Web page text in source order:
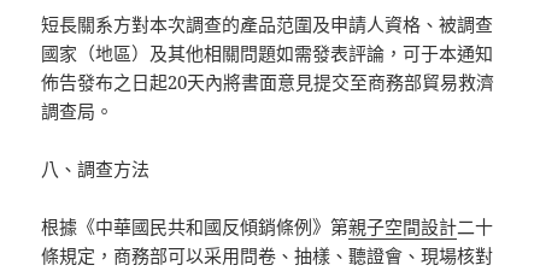
短長關系方對本次調查的產品范圍及申請人資格、被調查
國家（地區）及其他相關問題如需發表評論，可于本通知
佈告發布之日起20天內將書面意見提交至商務部貿易救濟
調查局。
八、調查方法
根據《中華國民共和國反傾銷條例》第親子空間設計二十
條規定，商務部可以采用問卷、抽樣、聽證會、現場核對